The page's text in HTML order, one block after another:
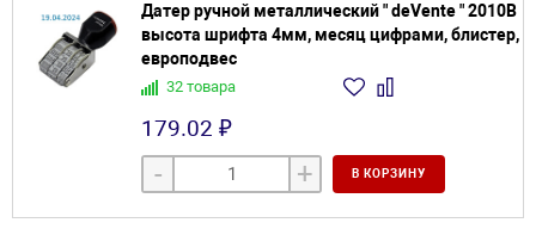
Датер ручной металлический " deVente " 2010B
высота шрифта 4мм, месяц цифрами, блистер,
европодвес
32 товара
179.02 ₽
- + В КОРЗИНУ